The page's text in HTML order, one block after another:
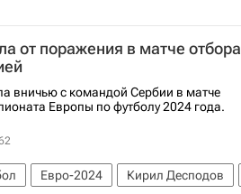
от поражения в матче отбора
вничью с командой Сербии в матче
Европы по футболу 2024 года.
Евро-2024 Кирил Десподов